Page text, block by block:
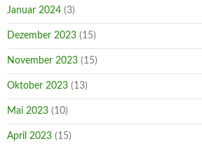
Januar 2024 (3)
Dezember 2023 (15)
November 2023 (15)
Oktober 2023 (13)
Mai 2023 (10)
April 2023 (15)